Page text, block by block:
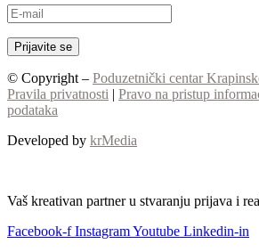
© Copyright – Poduzetnički centar
Pravila privatnosti | Pravo na pristup
podataka
Developed by krMedia
Vaš kreativan partner u stvaranju prijava i
Facebook-f InstagramYoutube Linkedin-in